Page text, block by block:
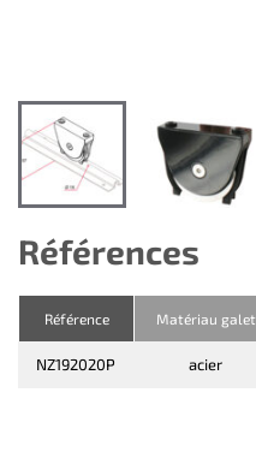
Références
Référence Matériau galet
NZ192020P acier